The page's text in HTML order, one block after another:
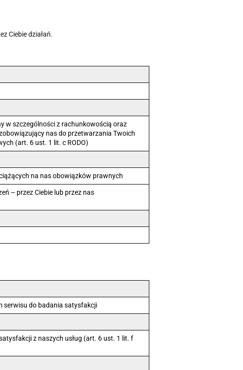
Ciebie działań.
w szczególności z rachunkowością oraz
nas do przetwarzania Twoich
(art. 6 ust. 1 lit. c RODO)
na nas obowiązków prawnych
– przez Ciebie lub przez nas
serwisu do badania satysfakcji
z naszych usług (art. 6 ust. 1 lit. f